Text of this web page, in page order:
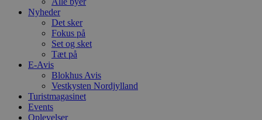
Nyheder
Det sker
Fokus på
Set og sket
Tæt på
E-Avis
Blokhus Avis
Vestkysten Nordjylland
Turistmagasinet
Events
Oplevelser